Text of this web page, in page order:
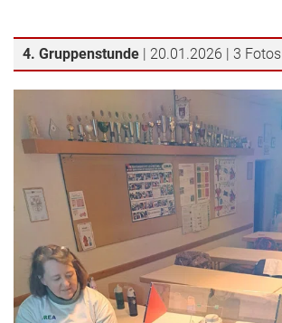
4. Gruppenstunde | 20.01.2026 | 3 Fotos